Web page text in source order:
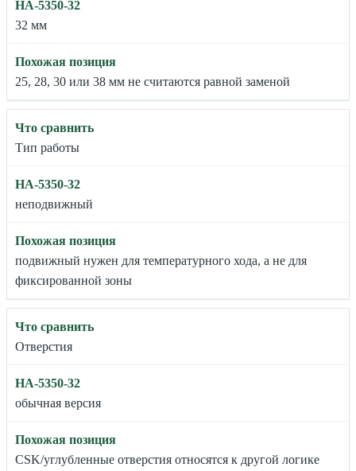
32 мм
25, 28, 30 или 38 мм не считаются равной заменой
Тип работы
неподвижный
подвижный нужен для температурного хода, а не для
фиксированной зоны
Отверстия
обычная версия
CSK/углубленные отверстия относятся к другой логике